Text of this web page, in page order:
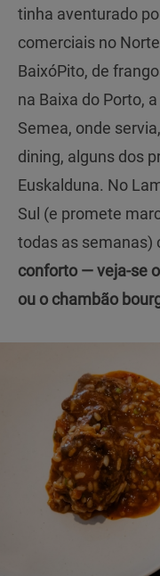
tinha aventurado
comerciais no
BaixóPito, de
na Baixa do Porto,
Semea, onde
dining, alguns dos
Euskalduna. No
Sul (e promete
todas as semanas)
conforto — veja-se
ou o chambão